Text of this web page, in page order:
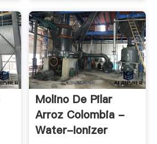
Molino De Pilar
Arroz Colombia -
Water-Ionizer